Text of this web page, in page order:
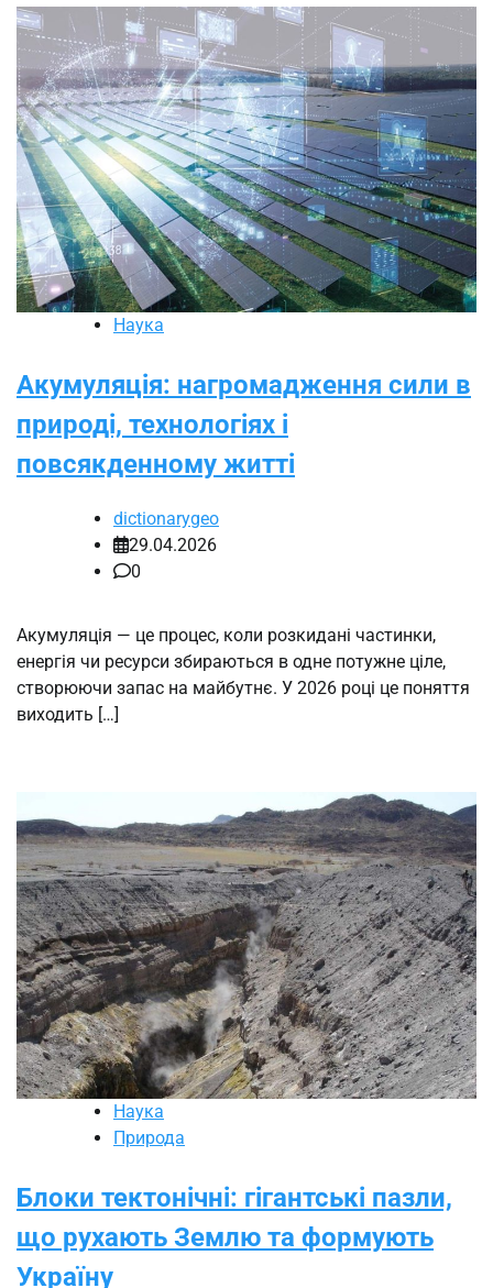
Наука
Акумуляція: нагромадження сили в
природі, технологіях і
повсякденному житті
dictionarygeo
29.04.2026
0
Акумуляція — це процес, коли розкидані частинки,
енергія чи ресурси збираються в одне потужне ціле,
створюючи запас на майбутнє. У 2026 році це поняття
виходить […]
Наука
Природа
Блоки тектонічні: гігантські пазли,
що рухають Землю та формують
Україну